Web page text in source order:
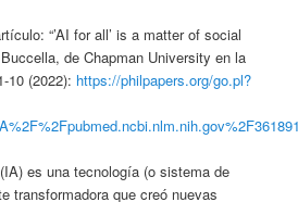
“’AI for all’ is a matter of social
de Chapman University en la
10 (2022): https://philpapers.org/go.pl?
es una tecnología (o sistema de
transformadora que creó nuevas